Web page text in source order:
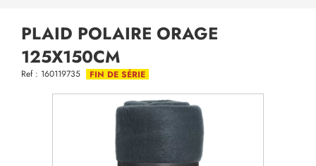
PLAID POLAIRE ORAGE
125X150CM
Ref : 160119735 FIN DE SÉRIE